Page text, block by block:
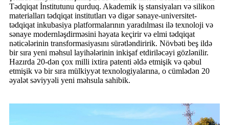
Tədqiqat İnstitutunu qurduq. Akademik iş stansiyaları və silikon
materialları tədqiqat institutları və digər sənaye-universitet-
tədqiqat inkubasiya platformalarının yaradılması ilə texnoloji və
sənaye modernləşdirməsini həyata keçirir və elmi tədqiqat
nəticələrinin transformasiyasını sürətləndiririk. Növbəti beş ildə
bir sıra yeni məhsul layihələrinin inkişaf etdiriləcəyi gözlənilir.
Hazırda 20-dən çox milli ixtira patenti əldə etmişik və qəbul
etmişik və bir sıra mülkiyyət texnologiyalarına, o cümlədən 20
əyalət səviyyəli yeni məhsula sahibik.